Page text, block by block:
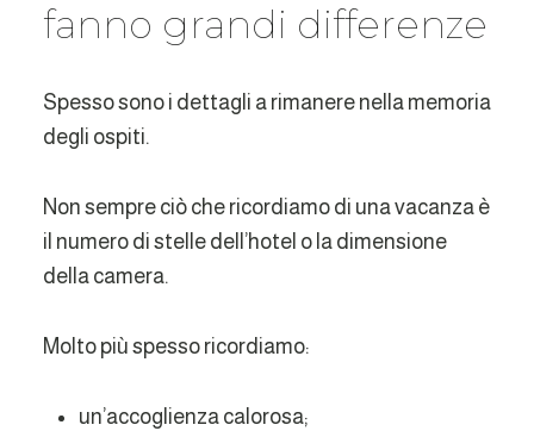
fanno grandi differenze
Spesso sono i dettagli a rimanere nella memoria
degli ospiti.
Non sempre ciò che ricordiamo di una vacanza è
il numero di stelle dell’hotel o la dimensione
della camera.
Molto più spesso ricordiamo:
un’accoglienza calorosa;